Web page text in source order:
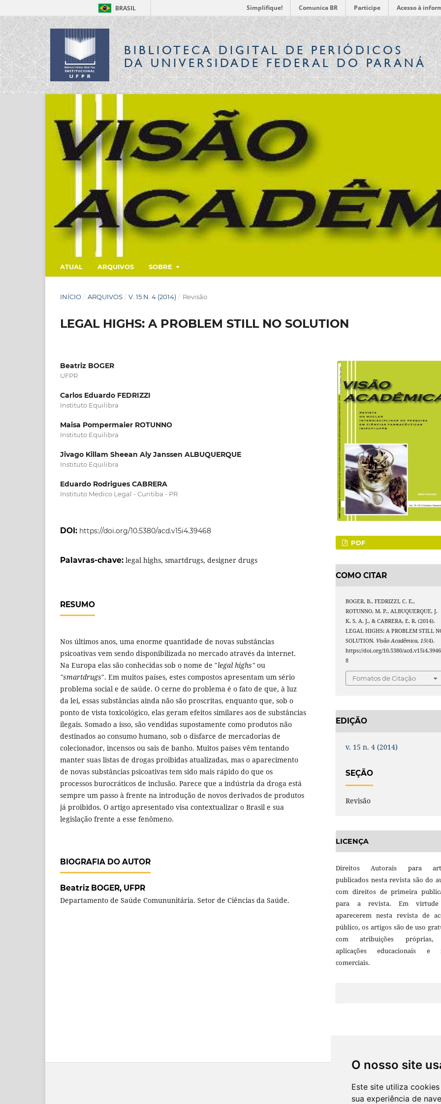
O nosso site
Este site utiliza
sua experiência de
BRASIL Simplifique! Comunica BR Participe Acesso à
BIBLIOTECA DIGITALDE PERIÓDICOS
DA UNIVERSIDADE FEDERAL DO PARANÁ
ATUAL ARQUIVOS SOBRE
INÍCIO / ARQUIVOS / V. 15 N. 4 (2014) / Revisão
LEGAL HIGHS: A PROBLEM STILL NO SOLUTION
Beatriz BOGER
UFPR
Carlos Eduardo FEDRIZZI
Instituto Equilibra
Maisa Pompermaier ROTUNNO
Instituto Equilibra
Jivago Killam Sheean Aly Janssen ALBUQUERQUE
Instituto Equilibra
Eduardo Rodrigues CABRERA
Instituto Medico Legal - Curitiba - PR
DOI: https://doi.org/10.5380/acd.v15i4.39468
Palavras-chave: legal highs, smartdrugs, designer drugs
RESUMO
Nos últimos anos, uma enorme quantidade de novas substâncias
psicoativas vem sendo disponibilizada no mercado através da internet.
Na Europa elas são conhecidas sob o nome de "legal highs" ou
"smartdrugs". Em muitos países, estes compostos apresentam um sério
problema social e de saúde. O cerne do problema é o fato de que, à luz
da lei, essas substâncias ainda não são proscritas, enquanto que, sob o
ponto de vista toxicológico, elas geram efeitos similares aos de substâncias
ilegais. Somado a isso, são vendidas supostamente como produtos não
destinados ao consumo humano, sob o disfarce de mercadorias de
colecionador, incensos ou sais de banho. Muitos países vêm tentando
manter suas listas de drogas proibidas atualizadas, mas o aparecimento
de novas substâncias psicoativas tem sido mais rápido do que os
processos burocráticos de inclusão. Parece que a indústria da droga está
sempre um passo à frente na introdução de novos derivados de produtos
já proibidos. O artigo apresentado visa contextualizar o Brasil e sua
legislação frente a esse fenômeno.
BIOGRAFIA DO AUTOR
Beatriz BOGER, UFPR
Departamento de Saúde Comununitária. Setor de Ciências da Saúde.
PDF
COMO CITAR
BOGER, B., FEDRIZZI, C. E.,
ROTUNNO, M. P., ALBUQUERQUE, J.
K. S. A. J., & CABRERA, E. R. (2014).
LEGAL HIGHS: A PROBLEM STILL
SOLUTION. Visão Acadêmica,15(4).
https://doi.org/10.5380/acd.v15i4.3946
8
Fomatos de Citação
EDIÇÃO
v. 15 n. 4 (2014)
SEÇÃO
Revisão
LICENÇA
Direitos Autorais para
publicados nesta revista são do
com direitos de primeira
para a revista. Em
aparecerem nesta revista de
público, os artigos são de uso
com atribuições próprias,
aplicações educacionais e
comerciais.